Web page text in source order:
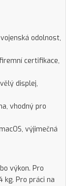
odolnost,
certifikace,
displej,
vhodný pro
výjimečná
výkon. Pro
kg. Pro práci na